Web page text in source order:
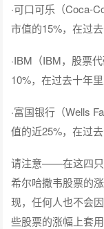
·可口可乐（Coca-
市值的15%，在过
·IBM（IBM，股票
10%，在过去十年
·富国银行（Wells
值的近25%，在过
请注意——在这四只
希尔哈撒韦股票的
现，任何人也不会
些股票的涨幅上套